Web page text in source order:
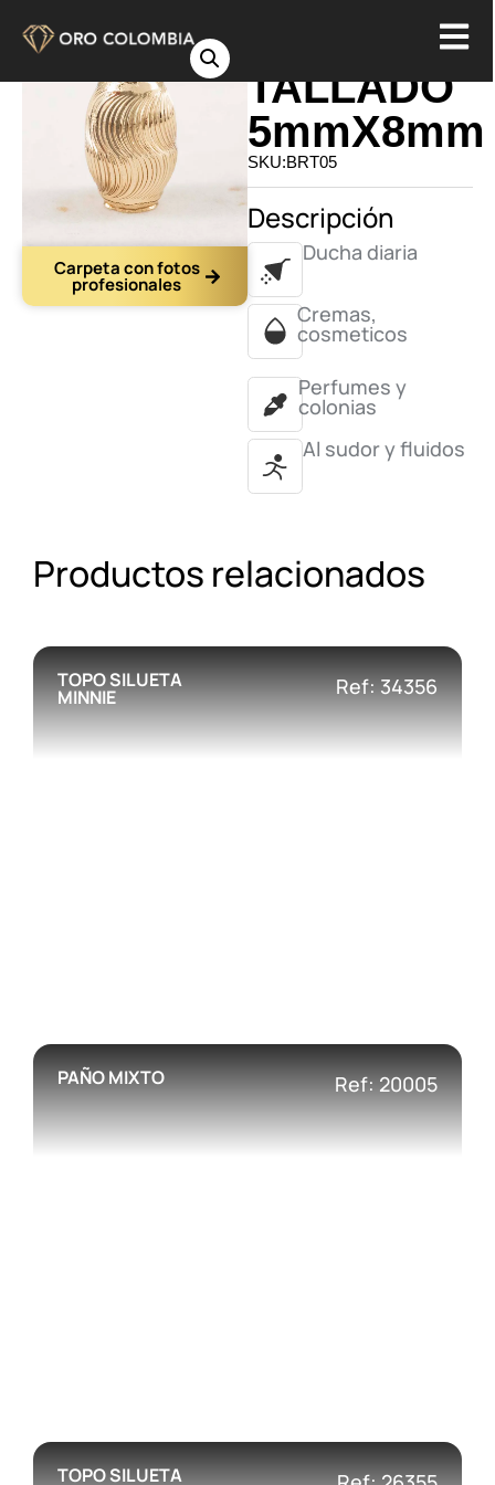
Carpeta con fotos
profesionales
TALLADO
5mmX8mm
SKU:BRT05
Descripción
Ducha diaria
Cremas,
cosmeticos
Perfumes y
colonias
Al sudor y fluidos
Productos relacionados
TOPO SILUETA
MINNIE Ref: 34356
PAÑO MIXTO Ref: 20005
TOPO SILUETA